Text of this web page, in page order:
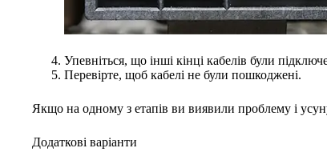
Упевніться, що інші кінці кабелів були
Перевірте, щоб кабелі не були пошкоджені.
Якщо на одному з етапів ви виявили проблему і
Додаткові варіанти